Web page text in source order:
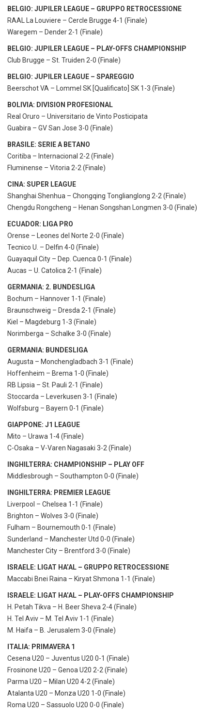
BELGIO: JUPILER LEAGUE – GRUPPO RETROCESSIONE
RAAL La Louviere – Cercle Brugge 4-1 (Finale)
Waregem – Dender 2-1 (Finale)
BELGIO: JUPILER LEAGUE – PLAY-OFFS CHAMPIONSHIP
Club Brugge – St. Truiden 2-0 (Finale)
BELGIO: JUPILER LEAGUE – SPAREGGIO
Beerschot VA – Lommel SK [Qualificato] SK 1-3 (Finale)
BOLIVIA: DIVISION PROFESIONAL
Real Oruro – Universitario de Vinto Posticipata
Guabira – GV San Jose 3-0 (Finale)
BRASILE: SERIE A BETANO
Coritiba – Internacional 2-2 (Finale)
Fluminense – Vitoria 2-2 (Finale)
CINA: SUPER LEAGUE
Shanghai Shenhua – Chongqing Tonglianglong 2-2 (Finale)
Chengdu Rongcheng – Henan Songshan Longmen 3-0 (Finale)
ECUADOR: LIGA PRO
Orense – Leones del Norte 2-0 (Finale)
Tecnico U. – Delfin 4-0 (Finale)
Guayaquil City – Dep. Cuenca 0-1 (Finale)
Aucas – U. Catolica 2-1 (Finale)
GERMANIA: 2. BUNDESLIGA
Bochum – Hannover 1-1 (Finale)
Braunschweig – Dresda 2-1 (Finale)
Kiel – Magdeburg 1-3 (Finale)
Norimberga – Schalke 3-0 (Finale)
GERMANIA: BUNDESLIGA
Augusta – Monchengladbach 3-1 (Finale)
Hoffenheim – Brema 1-0 (Finale)
RB Lipsia – St. Pauli 2-1 (Finale)
Stoccarda – Leverkusen 3-1 (Finale)
Wolfsburg – Bayern 0-1 (Finale)
GIAPPONE: J1 LEAGUE
Mito – Urawa 1-4 (Finale)
C-Osaka – V-Varen Nagasaki 3-2 (Finale)
INGHILTERRA: CHAMPIONSHIP – PLAY OFF
Middlesbrough – Southampton 0-0 (Finale)
INGHILTERRA: PREMIER LEAGUE
Liverpool – Chelsea 1-1 (Finale)
Brighton – Wolves 3-0 (Finale)
Fulham – Bournemouth 0-1 (Finale)
Sunderland – Manchester Utd 0-0 (Finale)
Manchester City – Brentford 3-0 (Finale)
ISRAELE: LIGAT HA’AL – GRUPPO RETROCESSIONE
Maccabi Bnei Raina – Kiryat Shmona 1-1 (Finale)
ISRAELE: LIGAT HA’AL – PLAY-OFFS CHAMPIONSHIP
H. Petah Tikva – H. Beer Sheva 2-4 (Finale)
H. Tel Aviv – M. Tel Aviv 1-1 (Finale)
M. Haifa – B. Jerusalem 3-0 (Finale)
ITALIA: PRIMAVERA 1
Cesena U20 – Juventus U20 0-1 (Finale)
Frosinone U20 – Genoa U20 2-2 (Finale)
Parma U20 – Milan U20 4-2 (Finale)
Atalanta U20 – Monza U20 1-0 (Finale)
Roma U20 – Sassuolo U20 0-0 (Finale)